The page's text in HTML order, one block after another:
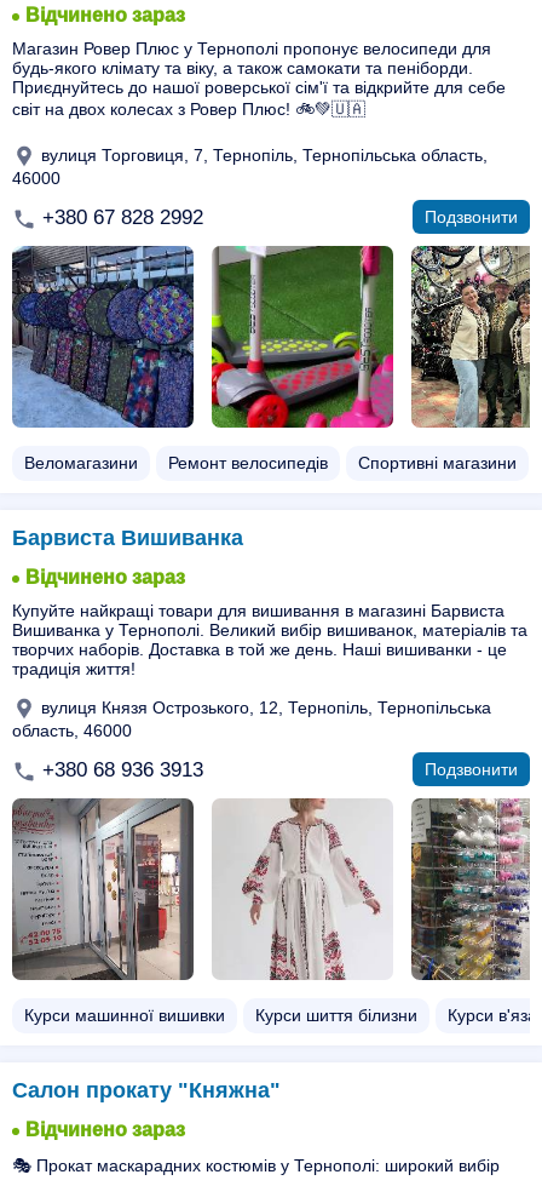
Відчинено зараз
Магазин Ровер Плюс у Тернополі пропонує велосипеди для
будь-якого клімату та віку, а також самокати та пеніборди.
Приєднуйтесь до нашої роверської сім'ї та відкрийте для себе
світ на двох колесах з Ровер Плюс! 🚲💚🇺🇦
вулиця Торговиця, 7, Тернопіль, Тернопільська область,
46000
+380 67 828 2992 Подзвонити
Веломагазини Ремонт велосипедів Спортивні магазини
Барвиста Вишиванка
Відчинено зараз
Купуйте найкращі товари для вишивання в магазині Барвиста
Вишиванка у Тернополі. Великий вибір вишиванок, матеріалів та
творчих наборів. Доставка в той же день. Наші вишиванки - це
традиція життя!
вулиця Князя Острозького, 12, Тернопіль, Тернопільська
область, 46000
+380 68 936 3913 Подзвонити
Курси машинної вишивки Курси шиття білизни Курси
Салон прокату "Княжна"
Відчинено зараз
🎭 Прокат маскарадних костюмів у Тернополі: широкий вибір